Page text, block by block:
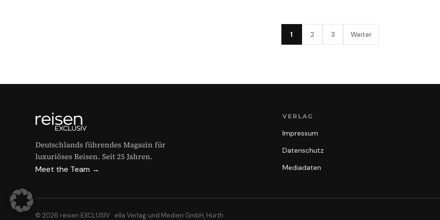
1 2 3 Weiter
Deutschlands führendes Magazin für
luxuriöses Reisen. Seit 25 Jahren.
Meet the Team →
VERLAG
Impressum
Datenschutz
Mediadaten
© 2026 reisen EXCLUSIV · ella Verlag und Medien GmbH, Hürth